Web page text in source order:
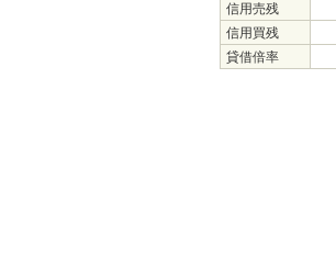
信用売残
信用買残
貸借倍率